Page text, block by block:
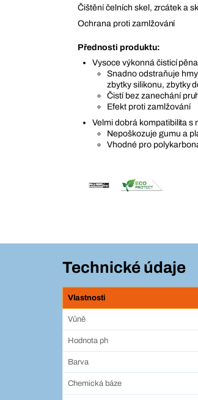
Čištění čelních skel, zrcátek a
Ochrana proti zamlžování
Přednosti produktu:
Vysoce výkonná čisticí
Snadno odstraňuje
zbytky silikonu, zbytky
Čistí bez zanechání
Efekt proti zamlžování
Velmi dobrá kompatibilita s
Nepoškozuje gumu a
Vhodné pro
Technické údaje
Vlastnosti
Vůně
Hodnota ph
Barva
Chemická báze